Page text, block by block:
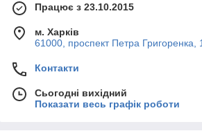
Працює з 23.10.2015
м. Харків
61000, проспект Петра Григоренка,
Контакти
Сьогодні вихідний
Показати весь графік роботи